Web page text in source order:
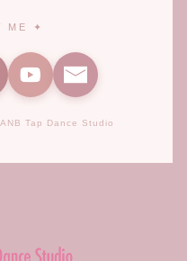
ME ✦
ANB Tap Dance Studio